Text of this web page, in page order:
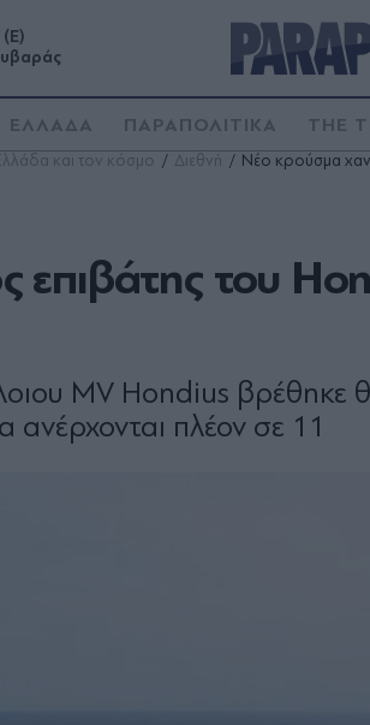
(Ε)
ΕΛΛΑΔΑ ΠΑΡΑΠΟΛΙΤΙΚΑ THE
και τον κόσμο Διεθνή Νέο κρούσμα
επιβάτης του
MV Hondius βρέθηκε
πλέον σε 11